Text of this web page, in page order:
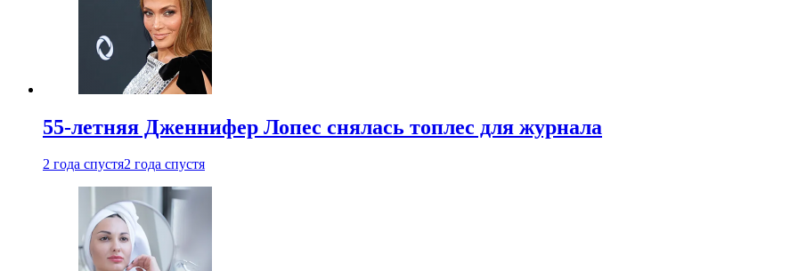
55-летняя Дженнифер Лопес снялась топлес для журнала
2 года спустя2 года спустя